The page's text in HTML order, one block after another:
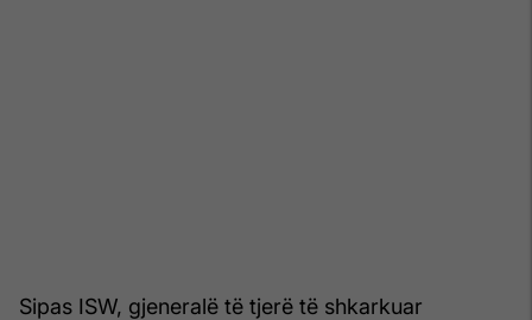
Sipas ISW, gjeneralë të tjerë të shkarkuar